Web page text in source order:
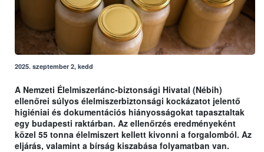
2025. szeptember 2, kedd
A Nemzeti Élelmiszerlánc-biztonsági Hivatal (Nébih)
ellenőrei súlyos élelmiszerbiztonsági kockázatot jelentő
higiéniai és dokumentációs hiányosságokat tapasztaltak
egy budapesti raktárban. Az ellenőrzés eredményeként
közel 55 tonna élelmiszert kellett kivonni a forgalomból. Az
eljárás, valamint a bírság kiszabása folyamatban van.